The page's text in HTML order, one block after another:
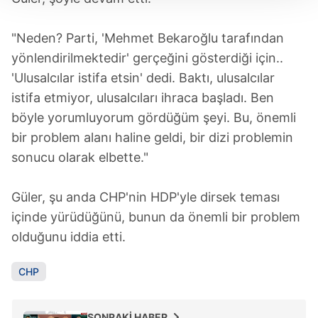
Her halükârda, kullanıcılar, bu çerezlere izin vermedikleri
gösterilmeyecektir."
Sizlere daha iyi bir hizmet sunabilmek için İnternet
Sitemizde kendimize ve üçüncü kişilere ait çerezler
kullanılmaktadır. Bu çerezler vasıtasıyla çeşitli kişisel
verileriniz işlenmekte olup gerekli olan çerezler bilgi
toplumu hizmetlerinin sunulması amacıyla
kullanılmaktadır. Diğer çerezler, sitemizin daha işlevsel
reklam/pazarlama faaliyetlerinin yapılması, amaçlarıyla
sınırlı olarak açık rızanız dahilinde kullanılacaktır.
Çerezlere ilişkin tercihlerinizi aşağıda yer alan panel
vasıtasıyla belirleyebilirsiniz. Çerezlere ilişkin detaylı bilgi
için Ayarlar butonuna tıklayabilir,
"Neden? Parti, 'Mehmet Bekaroğlu tarafından
yönlendirilmektedir' gerçeğini gösterdiği için..
'Ulusalcılar istifa etsin' dedi. Baktı, ulusalcılar
istifa etmiyor, ulusalcıları ihraca başladı. Ben
böyle yorumluyorum gördüğüm şeyi. Bu, önemli
bir problem alanı haline geldi, bir dizi problemin
sonucu olarak elbette."
Güler, şu anda CHP'nin HDP'yle dirsek teması
içinde yürüdüğünü, bunun da önemli bir problem
olduğunu iddia etti.
CHP